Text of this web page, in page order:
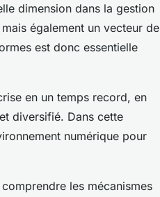
dimension dans la gestion
également un vecteur de
est donc essentielle
en un temps record, en
diversifié. Dans cette
numérique pour
les mécanismes